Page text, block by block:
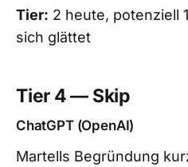
Tier: 2 heute, potenziell
sich glättet
Tier 4 — Skip
ChatGPT (OpenAI)
Martells Begründung